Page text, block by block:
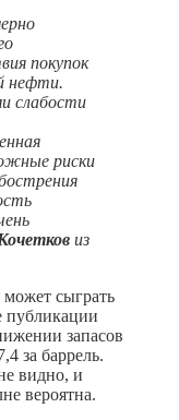
покупок
нефти.
слабости
риски
из
сыграть
публикации
запасов
за баррель.
видно, и
вероятна.